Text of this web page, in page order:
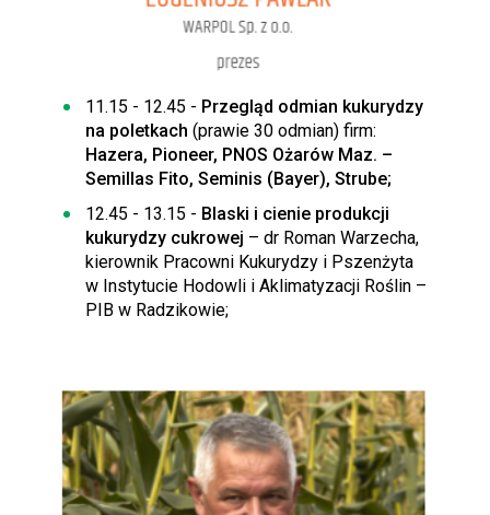
11.15 - 12.45 - Przegląd odmian kukurydzy
na poletkach (prawie 30 odmian) firm:
Hazera, Pioneer, PNOS Ożarów Maz. –
Semillas Fito, Seminis (Bayer), Strube;
12.45 - 13.15 - Blaski i cienie produkcji
kukurydzy cukrowej – dr Roman Warzecha,
kierownik Pracowni Kukurydzy i Pszenżyta
w Instytucie Hodowli i Aklimatyzacji Roślin –
PIB w Radzikowie;